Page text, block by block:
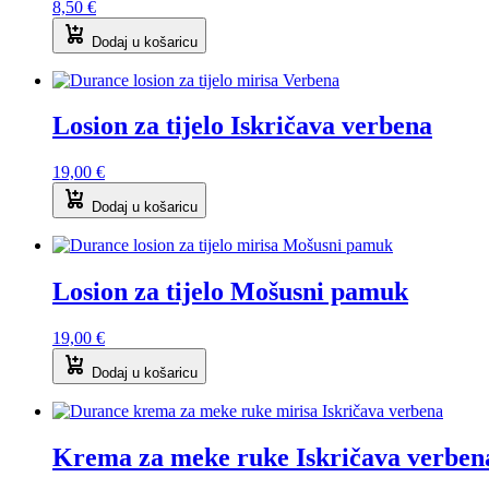
8,50 €
Dodaj u košaricu
Losion za tijelo Iskričava verbena
19,00 €
Dodaj u košaricu
Losion za tijelo Mošusni pamuk
19,00 €
Dodaj u košaricu
Krema za meke ruke Iskričava